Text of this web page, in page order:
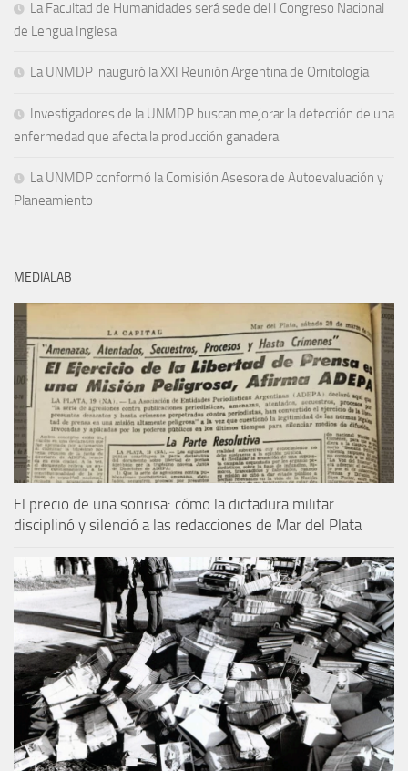
La Facultad de Humanidades será sede del I Congreso Nacional
de Lengua Inglesa
La UNMDP inauguró la XXI Reunión Argentina de Ornitología
Investigadores de la UNMDP buscan mejorar la detección de una
enfermedad que afecta la producción ganadera
La UNMDP conformó la Comisión Asesora de Autoevaluación y
Planeamiento
MEDIALAB
El precio de una sonrisa: cómo la dictadura militar
disciplinó y silenció a las redacciones de Mar del Plata